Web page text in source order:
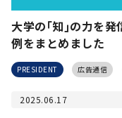
大学の｢知｣の力を
例をまとめました
PRESIDENT 広告通信
2025.06.17